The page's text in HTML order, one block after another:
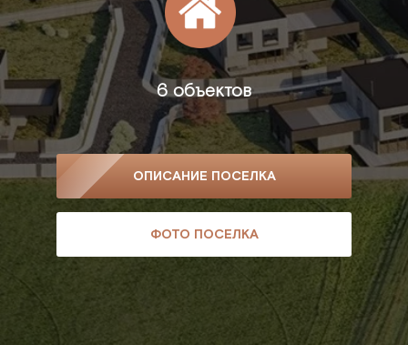
6 объектов
ОПИСАНИЕ ПОСЕЛКА
ФОТО ПОСЕЛКА